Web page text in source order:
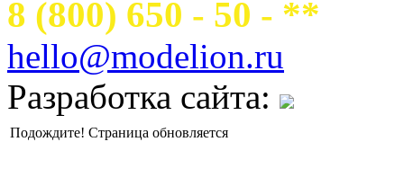
8 (800) 650 - 50 - **
hello@modelion.ru
Разработка сайта:
Подождите! Страница обновляется